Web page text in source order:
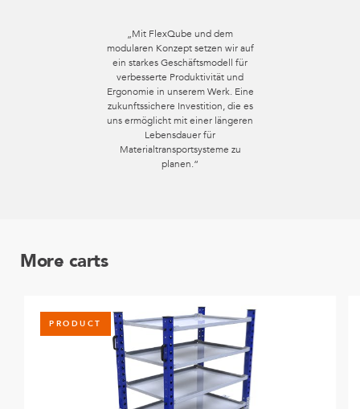
„Mit FlexQube und dem
modularen Konzept setzen wir auf
ein starkes Geschäftsmodell für
verbesserte Produktivität und
Ergonomie in unserem Werk. Eine
zukunftssichere Investition, die es
uns ermöglicht mit einer längeren
Lebensdauer für
Materialtransportsysteme zu
planen.“
More carts
PRODUCT